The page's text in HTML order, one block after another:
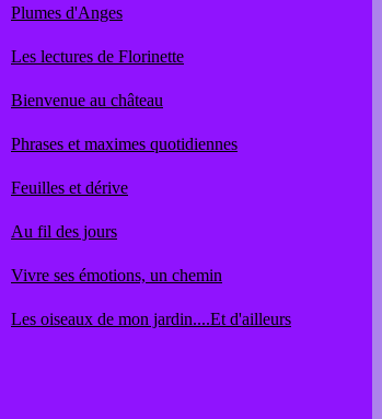
Plumes d'Anges
Les lectures de Florinette
Bienvenue au château
Phrases et maximes quotidiennes
Feuilles et dérive
Au fil des jours
Vivre ses émotions, un chemin
Les oiseaux de mon jardin....Et d'ailleurs